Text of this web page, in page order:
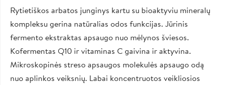
Rytietiškos arbatos junginys kartu su bioaktyviu mineralų
kompleksu gerina natūralias odos funkcijas. Jūrinis
fermento ekstraktas apsaugo nuo mėlynos šviesos.
Kofermentas Q10 ir vitaminas C gaivina ir aktyvina.
Mikroskopinės streso apsaugos molekulės apsaugo odą
nuo aplinkos veiksnių. Labai koncentruotos veikliosios